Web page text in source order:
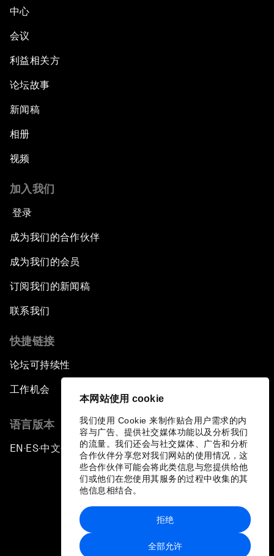
本网站使用 cookie
我们使用 Cookie 来制作贴合用户需求的内
容与广告、提供社交媒体功能以及分析我们
的流量。我们还会与社交媒体、广告和分析
合作伙伴分享您对我们网站的使用情况，这
些合作伙伴可能会将此类信息与您提供给他
们或他们在您使用其服务的过程中收集的其
他信息相结合。
全部允许
拒绝
中心
会议
利益相关方
论坛故事
新闻稿
相册
视频
加入我们
登录
成为我们的合作伙伴
成为我们的会员
订阅我们的新闻稿
联系我们
快捷链接
论坛可持续性
工作机会
语言版本
EN ▪ES▪中文▪ 日本語
站点地图